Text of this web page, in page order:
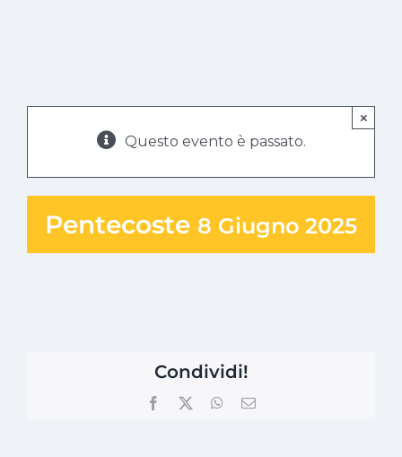
Questo evento è passato.
×
Pentecoste 8 Giugno 2025
Condividi!
Facebook WhatsApp
Email